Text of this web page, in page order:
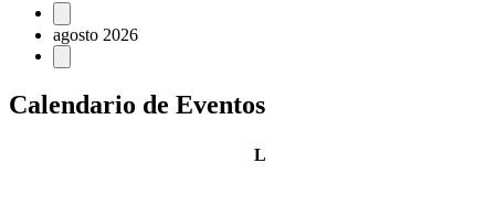
Eventos
agosto 2026
Calendario de Eventos
Llunes